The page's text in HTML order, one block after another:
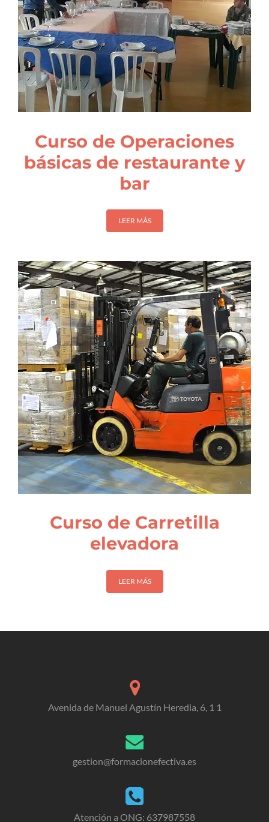
Curso de Operaciones
básicas de restaurante y
bar
LEER MÁS
Curso de Carretilla
elevadora
LEER MÁS
Avenida de Manuel Agustín Heredia, 6, 1 1
gestion@formacionefectiva.es
Atención a ONG: 637987558